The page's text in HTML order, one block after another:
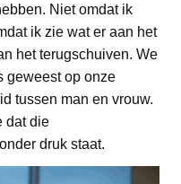
Niet omdat ik
ik zie wat er aan het
het terugschuiven. We
geweest op onze
tussen man en vrouw.
dat die
druk staat.